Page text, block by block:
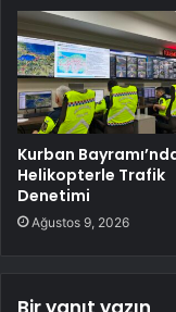
Kurban
Helikopterle Trafik
Denetimi
Ağustos 9, 2026